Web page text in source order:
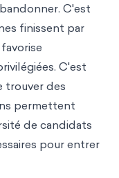
C'est
finissent par
C'est
trouver des
permettent
de candidats
pour entrer